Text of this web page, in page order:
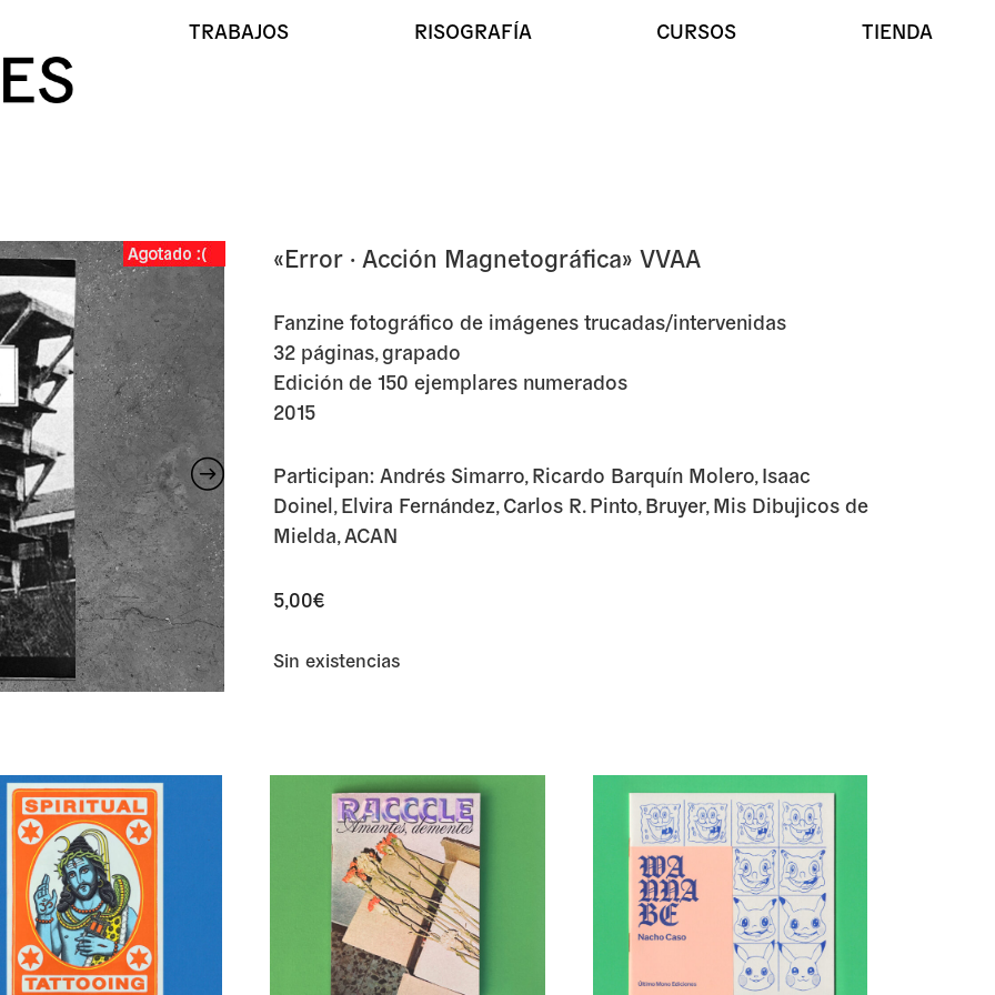
TRABAJOS RISOGRAFÍA CURSOS TIENDA
«Error · Acción Magnetográfica» VVAA
«Error · Acción Magnetográfica» VVAA
Fanzine fotográfico de imágenes trucadas/intervenidas
32 páginas, grapado
Edición de 150 ejemplares numerados
2015
Participan: Andrés Simarro, Ricardo Barquín Molero, Isaac
Doinel, Elvira Fernández, Carlos R. Pinto, Bruyer, Mis Dibujicos de
Mielda, ACAN
5,00€
Sin existencias